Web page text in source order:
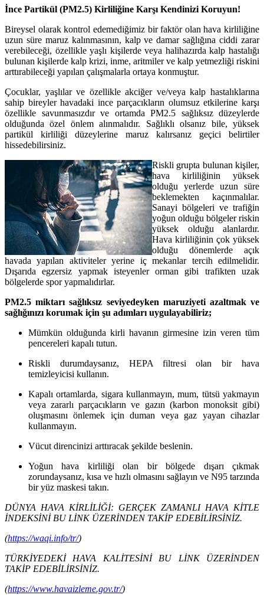
İnce Partikül (PM2.5) Kirliliğine Karşı Kendinizi Koruyun!
Bireysel olarak kontrol edemediğimiz bir faktör olan hava kirliliğine
uzun süre maruz kalınmasının, kalp ve damar sağlığına ciddi zarar
verebileceği, özellikle yaşlı kişilerde veya halihazırda kalp hastalığı
bulunan kişilerde kalp krizi, inme, aritmiler ve kalp yetmezliği riskini
arttırabileceği yapılan çalışmalarla ortaya konmuştur.
Çocuklar, yaşlılar ve özellikle akciğer ve/veya kalp hastalıklarına
sahip bireyler havadaki ince parçacıkların olumsuz etkilerine karşı
özellikle savunmasızdır ve ortamda PM2.5 sağlıksız düzeylerde
olduğunda özel önlem alınmalıdır. Sağlıklı olsanız bile, yüksek
partikül kirliliği düzeylerine maruz kalırsanız geçici belirtiler
hissedebilirsiniz.
Riskli grupta bulunan kişiler,
hava kirliliğinin yüksek
olduğu yerlerde uzun süre
beklemekten kaçınmalılar.
Sanayi bölgeleri ve trafiğin
yoğun olduğu bölgeler riskin
yüksek olduğu alanlardır.
Hava kirliliğinin çok yüksek
olduğu dönemlerde açık
havada yapılan aktiviteler yerine iç mekanlar tercih edilmelidir.
Dışarıda egzersiz yapmak isteyenler orman gibi trafikten uzak
bölgelerde spor yapmalıdırlar.
PM2.5 miktarı sağlıksız seviyedeyken maruziyeti azaltmak ve
sağlığınızı korumak için şu adımları uygulayabiliriz;
Mümkün olduğunda kirli havanın girmesine izin veren tüm
pencereleri kapalı tutun.
Riskli durumdaysanız, HEPA filtresi olan bir hava
temizleyicisi kullanın.
Kapalı ortamlarda, sigara kullanmayın, mum, tütsü yakmayın
veya zararlı parçacıkların ve gazın (karbon monoksit gibi)
oluşmasını önlemek için duman veya gaz yayan cihazlar
kullanmayın.
Vücut direncinizi arttıracak şekilde beslenin.
Yoğun hava kirliliği olan bir bölgede dışarı çıkmak
zorundaysanız, kısa ve hızlı olmasını sağlayın ve N95 tarzında
bir yüz maskesi takın.
DÜNYA HAVA KİRLİLİĞİ: GERÇEK ZAMANLI HAVA KİTLE
İNDEKSİNİ BU LİNK ÜZERİNDEN TAKİP EDEBİLİRSİNİZ.
(https://waqi.info/tr/)
TÜRKİYEDEKİ HAVA KALİTESİNİ BU LİNK ÜZERİNDEN
TAKİP EDEBİLİRSİNİZ.
(https://www.havaizleme.gov.tr/)